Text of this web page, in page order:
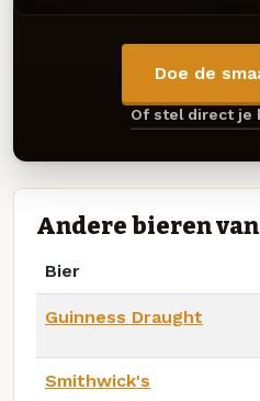
Doe de
Of stel direct je
Andere bieren
Bier
Guinness Draught
Smithwick's